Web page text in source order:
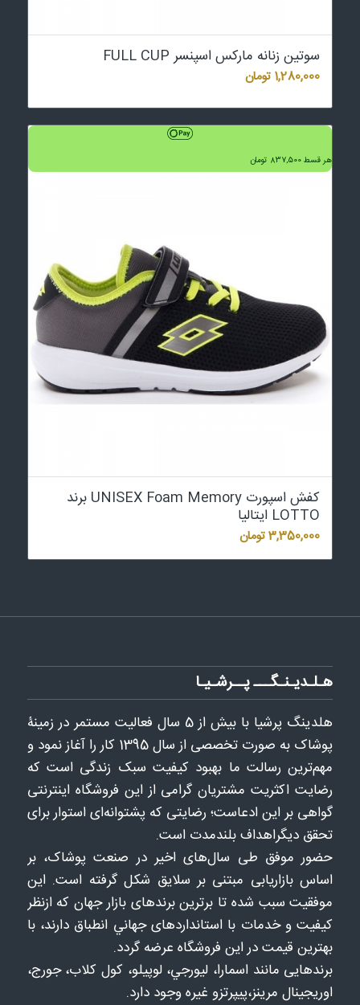
سوتین زنانه مارکس اسپنسر FULL CUP
1,280,000 تومان
هر قسط837,500 تومان
کفش اسپورت UNISEX Foam Memory برند
LOTTO ایتالیا
3,350,000تومان
هـلـدیـنـگـــ پــرشـیـا
هلدينگ پرشيا با بيش از 5 سال فعاليت مستمر در زمینۀ
پوشاک به ‌صورت تخصصی از سال 1395 كار را آغاز نمود و
مهم‌ترین رسالت ما بهبود کیفیت سبک زندگی است که
رضایت اکثریت مشتریان گرامی از این فروشگاه اینترنتی
گواهی بر این ادعاست؛ رضایتی که پشتوانه‌ای استوار برای
تحقق دیگراهداف بلندمدت است.
حضور موفق طی سال‌های اخیر در صنعت پوشاک، بر
اساس بازاریابی مبتنی بر سلایق شکل‌ گرفته است. این
موفقیت سبب شده تا برترین برندهای بازار جهان که ازنظر
کیفیت و خدمات با استانداردهای جهاني انطباق دارند، با
بهترین قیمت در این فروشگاه عرضه گردد.
برندهایی مانند اسمارا، ليورجي، لوپيلو، كول كلاب، جورج،
اوريجينال مرينز،پيپرتزو غيره وجود دارد.